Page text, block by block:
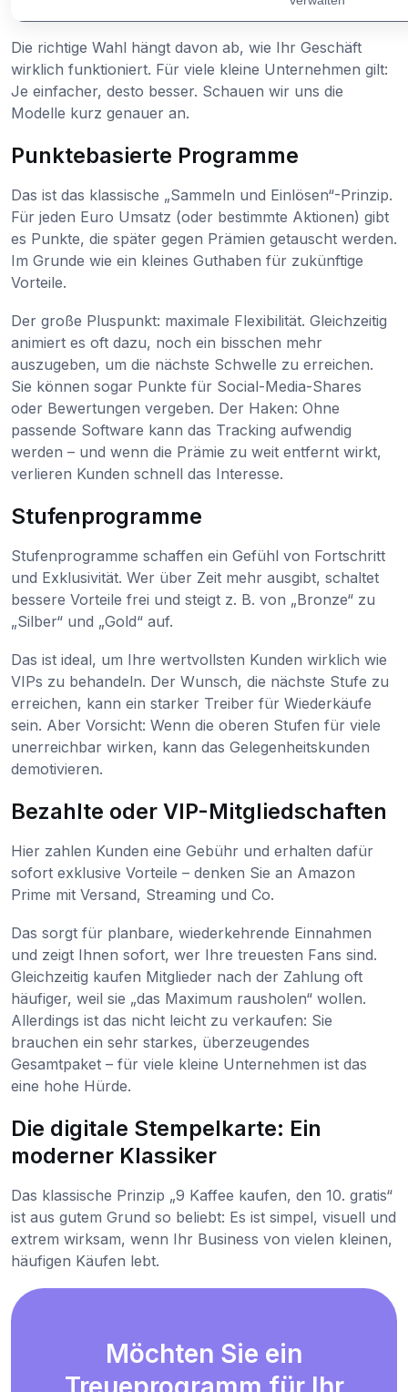
Die richtige Wahl hängt davon ab, wie Ihr Geschäft
wirklich funktioniert. Für viele kleine Unternehmen gilt:
Je einfacher, desto besser. Schauen wir uns die
Modelle kurz genauer an.
Punktebasierte Programme
Das ist das klassische „Sammeln und Einlösen“-Prinzip.
Für jeden Euro Umsatz (oder bestimmte Aktionen) gibt
es Punkte, die später gegen Prämien getauscht werden.
Im Grunde wie ein kleines Guthaben für zukünftige
Vorteile.
Der große Pluspunkt: maximale Flexibilität. Gleichzeitig
animiert es oft dazu, noch ein bisschen mehr
auszugeben, um die nächste Schwelle zu erreichen.
Sie können sogar Punkte für Social-Media-Shares
oder Bewertungen vergeben. Der Haken: Ohne
passende Software kann das Tracking aufwendig
werden – und wenn die Prämie zu weit entfernt wirkt,
verlieren Kunden schnell das Interesse.
Stufenprogramme
Stufenprogramme schaffen ein Gefühl von Fortschritt
und Exklusivität. Wer über Zeit mehr ausgibt, schaltet
bessere Vorteile frei und steigt z. B. von „Bronze“ zu
„Silber“ und „Gold“ auf.
Das ist ideal, um Ihre wertvollsten Kunden wirklich wie
VIPs zu behandeln. Der Wunsch, die nächste Stufe zu
erreichen, kann ein starker Treiber für Wiederkäufe
sein. Aber Vorsicht: Wenn die oberen Stufen für viele
unerreichbar wirken, kann das Gelegenheitskunden
demotivieren.
Bezahlte oder VIP-Mitgliedschaften
Hier zahlen Kunden eine Gebühr und erhalten dafür
sofort exklusive Vorteile – denken Sie an Amazon
Prime mit Versand, Streaming und Co.
Das sorgt für planbare, wiederkehrende Einnahmen
und zeigt Ihnen sofort, wer Ihre treuesten Fans sind.
Gleichzeitig kaufen Mitglieder nach der Zahlung oft
häufiger, weil sie „das Maximum rausholen“ wollen.
Allerdings ist das nicht leicht zu verkaufen: Sie
brauchen ein sehr starkes, überzeugendes
Gesamtpaket – für viele kleine Unternehmen ist das
eine hohe Hürde.
Die digitale Stempelkarte: Ein
moderner Klassiker
Das klassische Prinzip „9 Kaffee kaufen, den 10. gratis“
ist aus gutem Grund so beliebt: Es ist simpel, visuell und
extrem wirksam, wenn Ihr Business von vielen kleinen,
häufigen Käufen lebt.
Möchten Sie ein